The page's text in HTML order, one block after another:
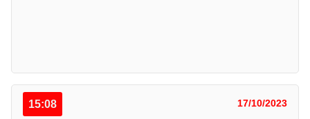
15:08 17/10/2023